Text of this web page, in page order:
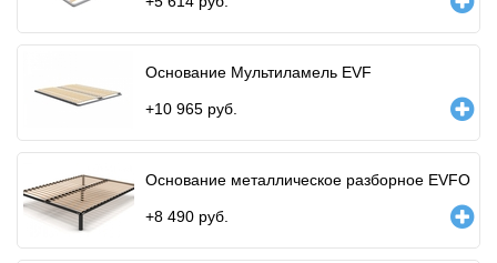
Основание Мультиламель EVF
+10 965 руб.
Основание металлическое разборное EVFO
+8 490 руб.